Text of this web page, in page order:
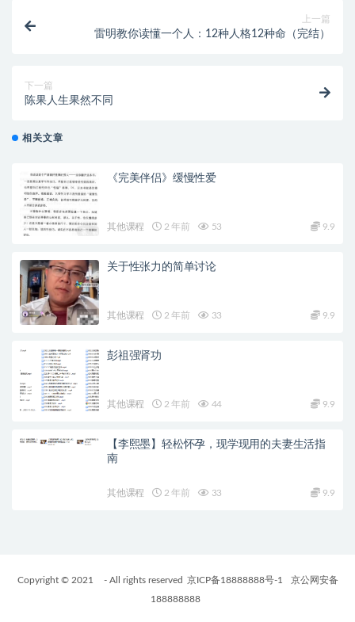
上一篇
雷明教你读懂一个人：12种人格12种命（完结）
下一篇
陈果人生果然不同
相关文章
《完美伴侣》缓慢性爱
其他课程 2 年前 53 9.9
关于性张力的简单讨论
其他课程 2 年前 33 9.9
彭祖强肾功
其他课程 2 年前 44 9.9
【李熙墨】轻松怀孕，现学现用的夫妻生活指
南
其他课程 2 年前 33 9.9
Copyright © 2021 - All rights reserved 京ICP备18888888号-1
京公网安备
188888888